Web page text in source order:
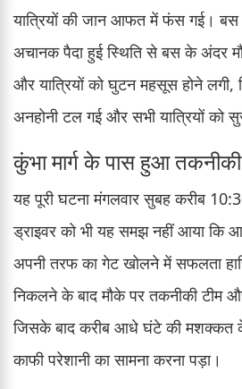
यात्रियों की जान आफत में फंस गई।
अचानक पैदा हुई स्थिति से बस के अंदर
और यात्रियों को घुटन महसूस होने
अनहोनी टल गई और सभी यात्रियों को
कुंभा मार्ग के पास हुआ तकनीकी
यह पूरी घटना मंगलवार सुबह करीब
ड्राइवर को भी यह समझ नहीं आया कि
अपनी तरफ का गेट खोलने में सफलता
निकलने के बाद मौके पर तकनीकी टीम
जिसके बाद करीब आधे घंटे की मशक्कत के
काफी परेशानी का सामना करना पड़ा।